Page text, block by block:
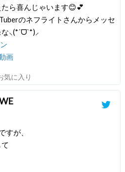
ら喜んじゃいます😊💕
のネフライトさんからメッセ
⸜(*ˊᗜˋ*)⸝
画
気に入り
すが、